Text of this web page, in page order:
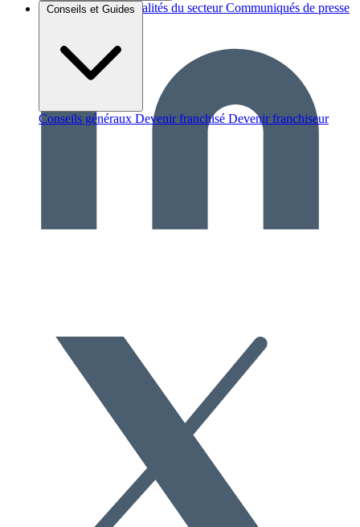
Brèves et actus Actualités du secteur Communiqués de presse
Conseils et Guides
Conseils généraux Devenir franchisé Devenir franchiseur